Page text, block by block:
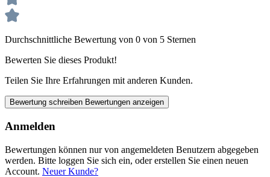
Durchschnittliche Bewertung von 0 von 5 Sternen
Bewerten Sie dieses Produkt!
Teilen Sie Ihre Erfahrungen mit anderen Kunden.
Bewertung schreiben Bewertungen anzeigen
Anmelden
Bewertungen können nur von angemeldeten Benutzern abgegeben
werden. Bitte loggen Sie sich ein, oder erstellen Sie einen neuen
Account. Neuer Kunde?